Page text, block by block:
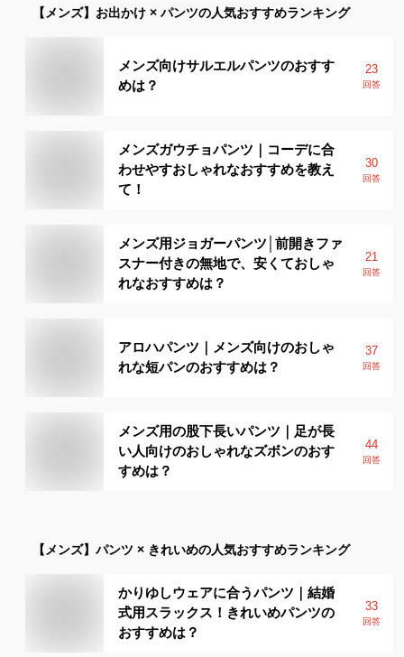
【メンズ】 お出かけ × パンツの人気おすすめランキング
メンズ向けサルエルパンツのおすす
めは？
23
回答
メンズガウチョパンツ｜コーデに合
わせやすおしゃれなおすすめを教え
て！
30
回答
メンズ用ジョガーパンツ│前開きファ
スナー付きの無地で、安くておしゃ
れなおすすめは？
21
回答
アロハパンツ｜メンズ向けのおしゃ
れな短パンのおすすめは？
37
回答
メンズ用の股下長いパンツ｜足が長
い人向けのおしゃれなズボンのおす
すめは？
44
回答
【メンズ】 パンツ × きれいめの人気おすすめランキング
かりゆしウェアに合うパンツ｜結婚
式用スラックス！きれいめパンツの
おすすめは？
33
回答